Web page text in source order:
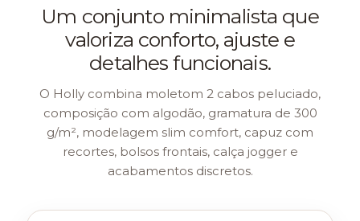
Um conjunto minimalista que
valoriza conforto, ajuste e
detalhes funcionais.
O Holly combina moletom 2 cabos peluciado,
composição com algodão, gramatura de 300
g/m², modelagem slim comfort, capuz com
recortes, bolsos frontais, calça jogger e
acabamentos discretos.